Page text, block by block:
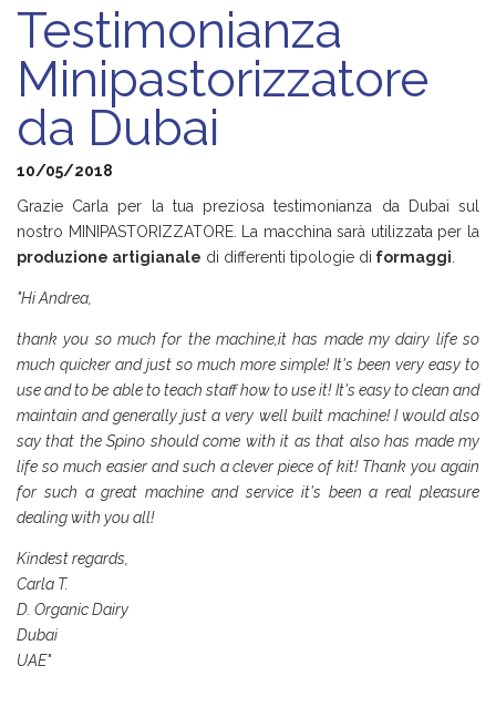
Testimonianza
Minipastorizzatore
da Dubai
10/05/2018
Grazie Carla per la tua preziosa testimonianza da Dubai sul
nostro MINIPASTORIZZATORE. La macchina sarà utilizzata per la
produzione artigianale di differenti tipologie di formaggi
"Hi Andrea,
thank you so much for the machine,it has made my dairy life so
much quicker and just so much more simple! It's been very easy to
use and to be able to teach staff how to use it! It's easy to clean and
maintain and generally just a very well built machine! I would also
say that the Spino should come with it as that also has made my
life so much easier and such a clever piece of kit! Thank you again
for such a great machine and service it's been a real pleasure
dealing with you all!
Kindest regards,
Carla T.
D. Organic Dairy
Dubai
UAE"